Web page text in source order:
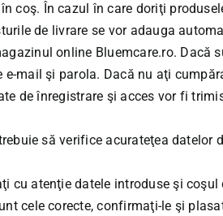
coş. În cazul în care doriţi
de livrare se vor adauga
online Bluemcare.ro. Dacă
mail şi parola. Dacă nu aţi
de înregistrare şi acces vor fi
să verifice acurateţea
cu atenţie datele introduse şi
cele corecte, confirmaţi-le şi